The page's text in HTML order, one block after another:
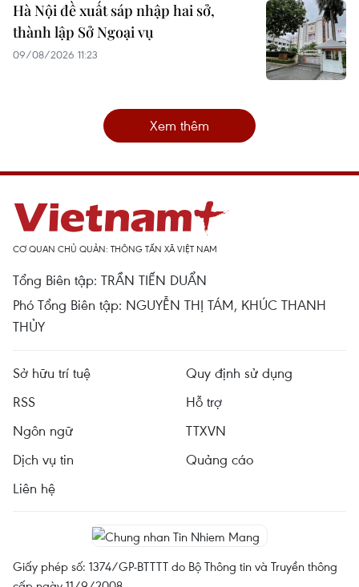
Hà Nội đề xuất sáp nhập hai sở,
thành lập Sở Ngoại vụ
09/08/2026 11:23
Xem thêm
CƠ QUAN CHỦ QUẢN: THÔNG TẤN XÃ VIỆT NAM
Tổng Biên tập: TRẦN TIẾN DUẨN
Phó Tổng Biên tập: NGUYỄN THỊ TÁM, KHÚC THANH
THỦY
Sở hữu trí tuệ
Quy định sử dụng
RSS
Hỗ trợ
Ngôn ngữ
TTXVN
Dịch vụ tin
Quảng cáo
Liên hệ
Giấy phép số: 1374/GP-BTTTT do Bộ Thông tin và Truyền thông